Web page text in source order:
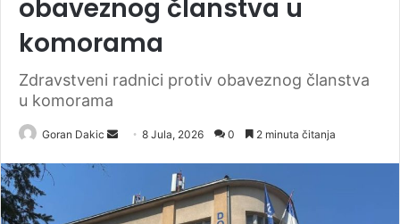
obaveznog članstva u
komorama
Zdravstveni radnici protiv obaveznog članstva
u komorama
Goran Dakic
a
8 Jula, 2026 0 2 minuta čitanja